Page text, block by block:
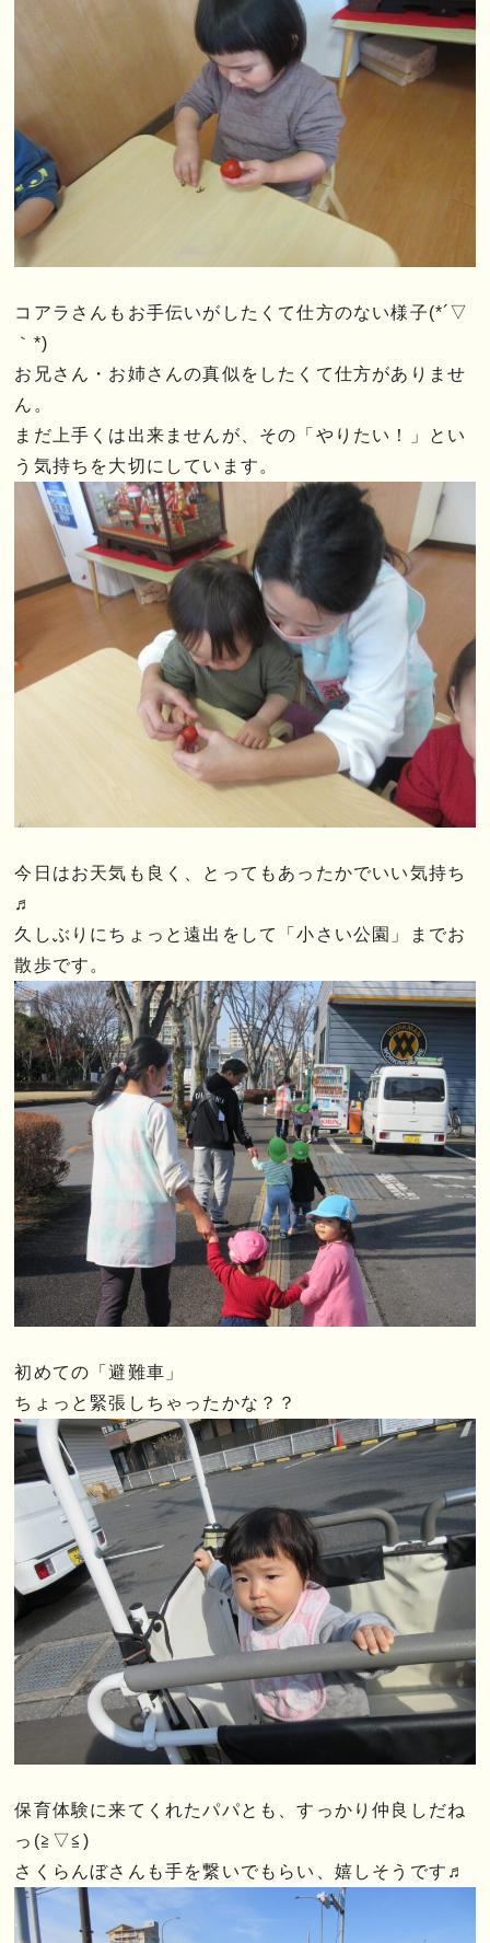
コアラさんもお手伝いがしたくて仕方のない様子(*´▽
｀*)
お兄さん・お姉さんの真似をしたくて仕方がありませ
ん。
まだ上手くは出来ませんが、その「やりたい！」とい
う気持ちを大切にしています。
今日はお天気も良く、とってもあったかでいい気持ち
♬
久しぶりにちょっと遠出をして「小さい公園」までお
散歩です。
初めての「避難車」
ちょっと緊張しちゃったかな？？
保育体験に来てくれたパパとも、すっかり仲良しだね
っ(≧▽≦)
さくらんぼさんも手を繋いでもらい、嬉しそうです♬